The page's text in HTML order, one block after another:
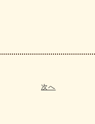
次へ